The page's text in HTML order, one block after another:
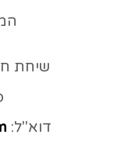
שיחת
דוא"ל: